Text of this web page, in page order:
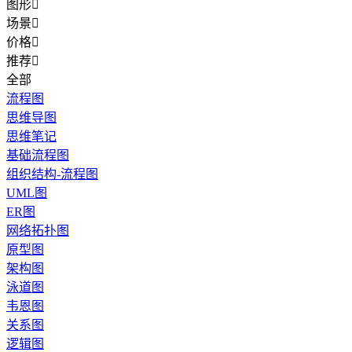
图形
场景
价格
推荐
全部
流程图
思维导图
思维笔记
基础流程图
组织结构-流程图
UML图
ER图
网络拓扑图
原型图
架构图
泳道图
韦恩图
关系图
逻辑图